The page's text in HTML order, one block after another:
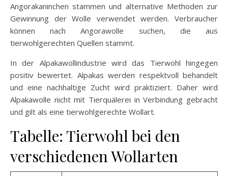
Angorakaninchen stammen und alternative Methoden zur
Gewinnung der Wolle verwendet werden. Verbraucher
können nach Angorawolle suchen, die aus
tierwohlgerechten Quellen stammt.
In der Alpakawollindustrie wird das Tierwohl hingegen
positiv bewertet. Alpakas werden respektvoll behandelt
und eine nachhaltige Zucht wird praktiziert. Daher wird
Alpakawolle nicht mit Tierquälerei in Verbindung gebracht
und gilt als eine tierwohlgerechte Wollart.
Tabelle: Tierwohl bei den
verschiedenen Wollarten